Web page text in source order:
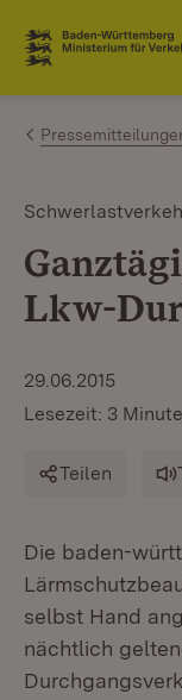
Zum Inhalt
Link zur
Lkw-
29.06.2015
Lesezeit: 3
Teilen
Die baden-
selbst Hand
nächtlich